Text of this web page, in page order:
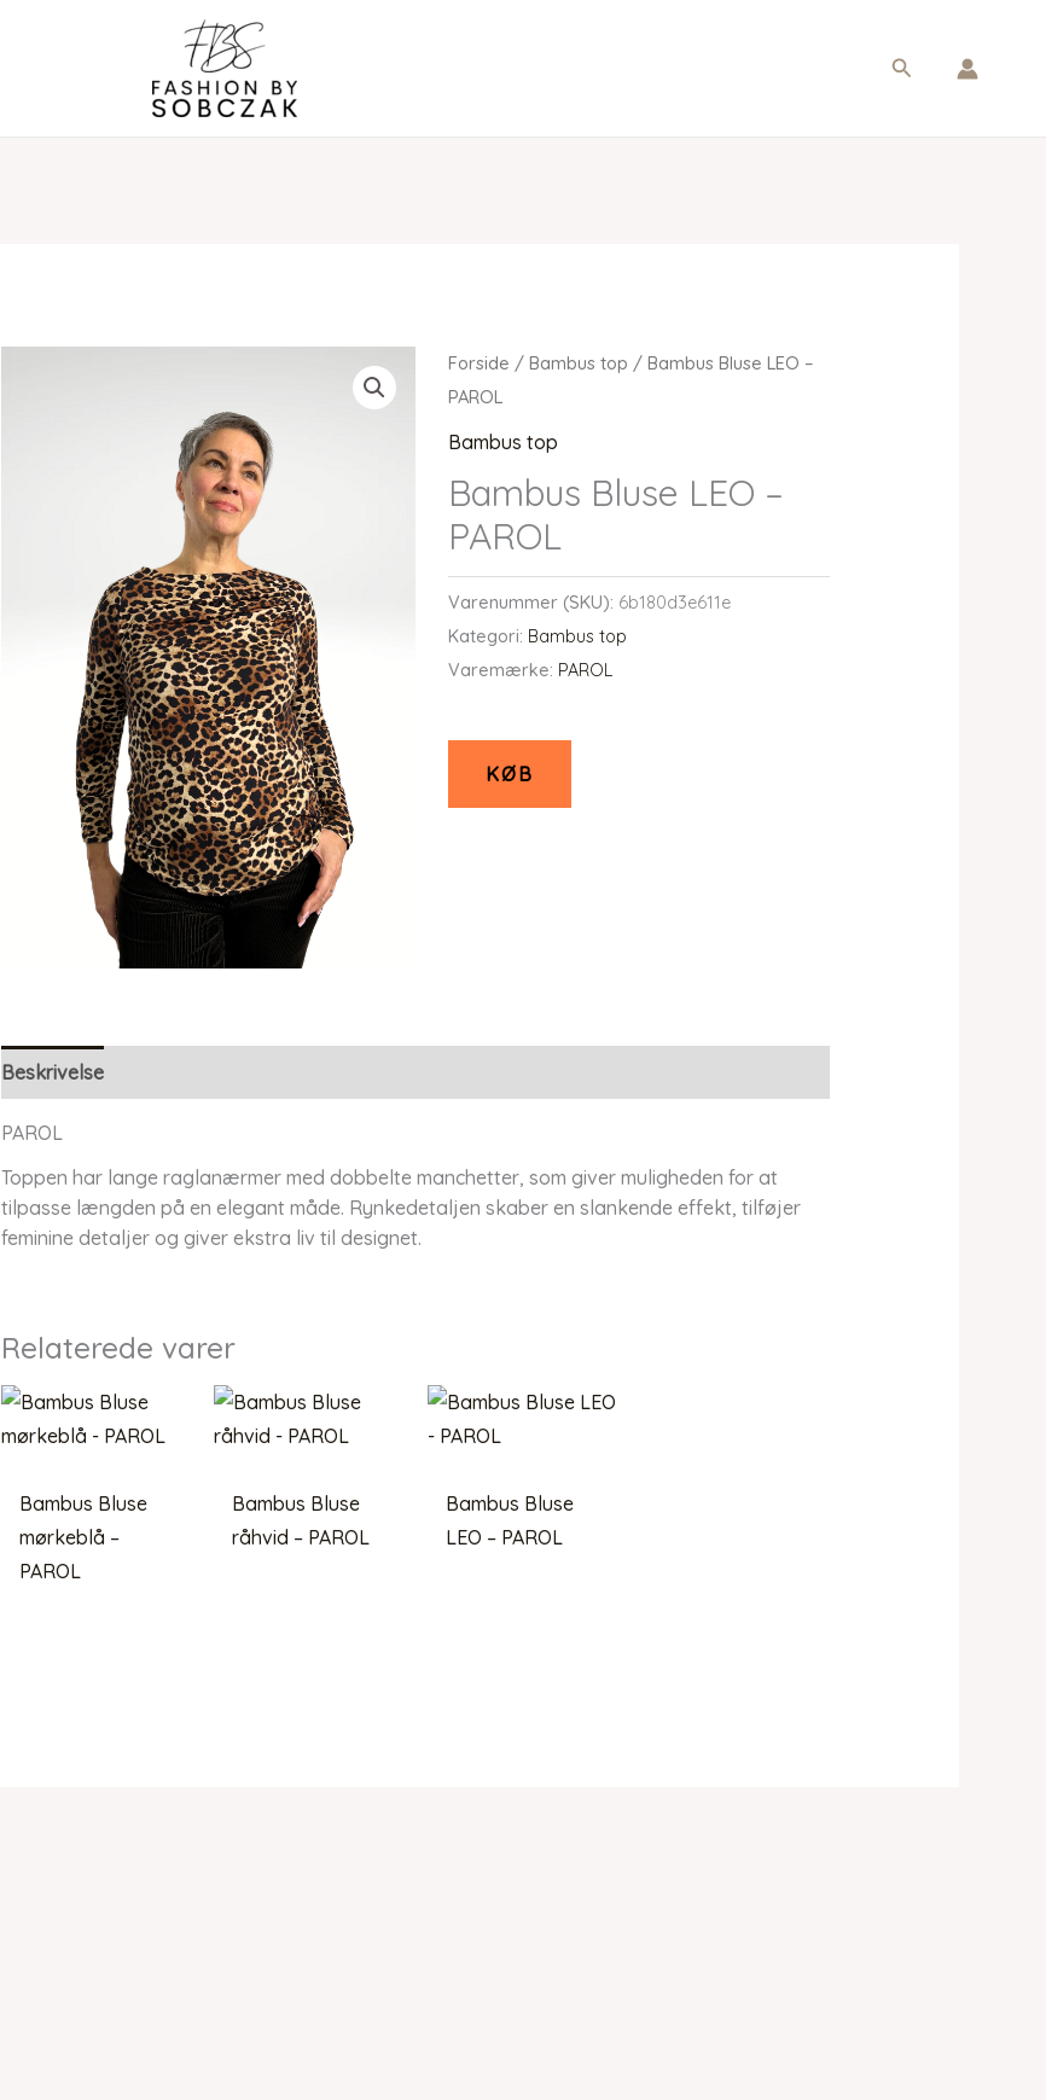
Søg
Forside /Bambus top / Bambus Bluse LEO –
PAROL
Bambus top
Bambus Bluse LEO –
PAROL
Varenummer (SKU): 6b180d3e611e
Kategori: Bambus top
Varemærke: PAROL
KØB
Beskrivelse
PAROL
Toppen har lange raglanærmer med dobbelte manchetter, som giver muligheden for at
tilpasse længden på en elegant måde. Rynkedetaljen skaber en slankende effekt, tilføjer
feminine detaljer og giver ekstra liv til designet.
Relaterede varer
Bambus Bluse
mørkeblå –
PAROL
Bambus Bluse
råhvid – PAROL
Bambus Bluse
LEO – PAROL